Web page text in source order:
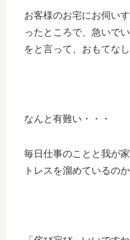
お客様のお宅にお伺い
ったところで、急いで
をと言って、おもてな
なんと有難い・・・
毎日仕事のことと我が
トレスを溜めているの